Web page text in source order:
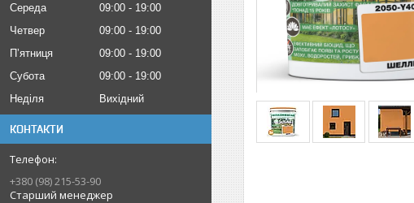
Середа
09:00
19:00
Четвер
09:00
19:00
Пʼятниця
09:00
19:00
Субота
09:00
19:00
Неділя
Вихідний
КОНТАКТИ
+380 (98) 215-53-90
Старший менеджер